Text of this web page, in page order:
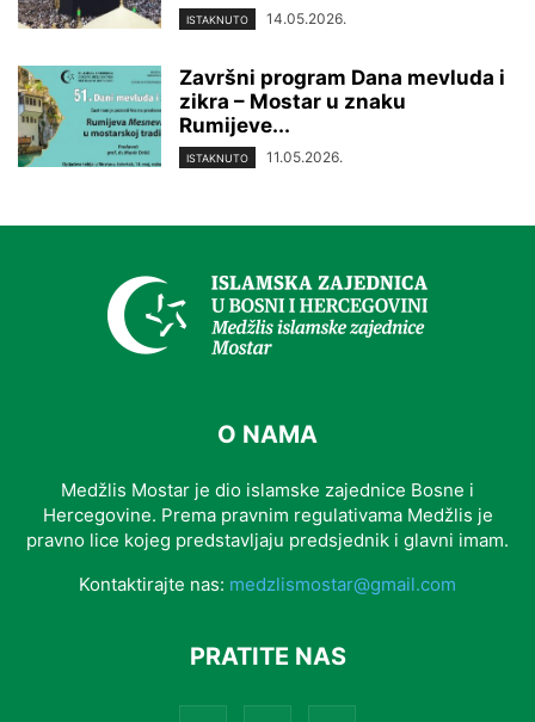
ISTAKNUTO 14.05.2026.
Završni program Dana mevluda i
zikra – Mostar u znaku
Rumijeve...
ISTAKNUTO 11.05.2026.
O NAMA
Medžlis Mostar je dio islamske zajednice Bosne i
Hercegovine. Prema pravnim regulativama Medžlis je
pravno lice kojeg predstavljaju predsjednik i glavni imam.
Kontaktirajte nas: medzlismostar@gmail.com
PRATITE NAS